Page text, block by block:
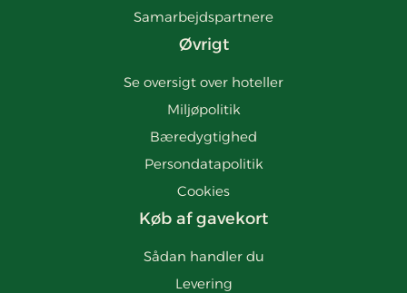
Samarbejdspartnere
Øvrigt
Se oversigt over hoteller
Miljøpolitik
Bæredygtighed
Persondatapolitik
Cookies
Køb af gavekort
Sådan handler du
Levering